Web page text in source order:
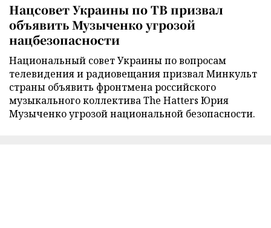
Нацсовет Украины по ТВ призвал
объявить Музыченко угрозой
нацбезопасности
Национальный совет Украины по вопросам
телевидения и радиовещания призвал Минкульт
страны объявить фронтмена российского
музыкального коллектива The Hatters Юрия
Музыченко угрозой национальной безопасности.